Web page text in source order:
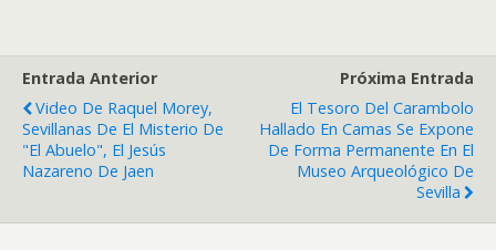
Entrada Anterior
Video De Raquel Morey,
Sevillanas De El Misterio De
"El Abuelo", El Jesús
Nazareno De Jaen
Próxima Entrada
El Tesoro Del Carambolo
Hallado En Camas Se Expone
De Forma Permanente En El
Museo Arqueológico De
Sevilla